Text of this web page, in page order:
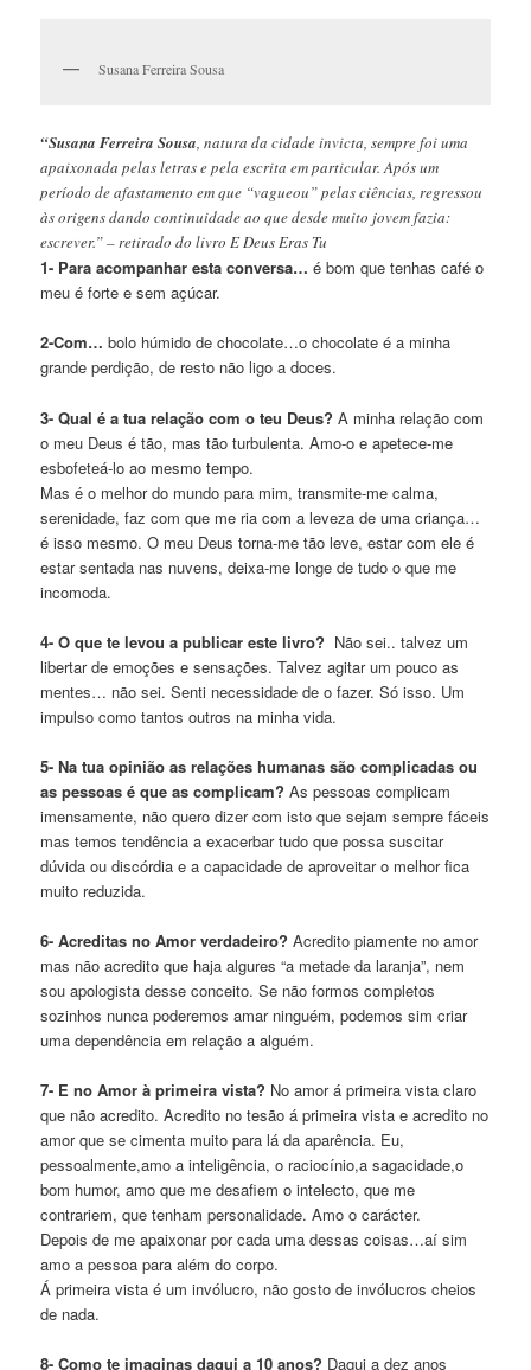
Susana Ferreira Sousa
“Susana Ferreira Sousa, natura da cidade invicta, sempre foi uma
apaixonada pelas letras e pela escrita em particular. Após um
período de afastamento em que “vagueou” pelas ciências, regressou
às origens dando continuidade ao que desde muito jovem fazia:
escrever.” – retirado do livro E Deus Eras Tu
1- Para acompanhar esta conversa… é bom que tenhas café o
meu é forte e sem açúcar.
2-Com… bolo húmido de chocolate…o chocolate é a minha
grande perdição, de resto não ligo a doces.
3- Qual é a tua relação com o teu Deus?A minha relação com
o meu Deus é tão, mas tão turbulenta. Amo-o e apetece-me
esbofeteá-lo ao mesmo tempo.
Mas é o melhor do mundo para mim, transmite-me calma,
serenidade, faz com que me ria com a leveza de uma criança…
é isso mesmo. O meu Deus torna-me tão leve, estar com ele é
estar sentada nas nuvens, deixa-me longe de tudo o que me
incomoda.
4- O que te levou a publicar este livro? Não sei.. talvez um
libertar de emoções e sensações. Talvez agitar um pouco as
mentes… não sei. Senti necessidade de o fazer. Só isso. Um
impulso como tantos outros na minha vida.
5- Na tua opinião as relações humanas são complicadas ou
as pessoas é que as complicam?As pessoas complicam
imensamente, não quero dizer com isto que sejam sempre fáceis
mas temos tendência a exacerbar tudo que possa suscitar
dúvida ou discórdia e a capacidade de aproveitar o melhor fica
muito reduzida.
6- Acreditas no Amor verdadeiro? Acredito piamente no amor
mas não acredito que haja algures “a metade da laranja”, nem
sou apologista desse conceito. Se não formos completos
sozinhos nunca poderemos amar ninguém, podemos sim criar
uma dependência em relação a alguém.
7- E no Amor à primeira vista? No amor á primeira vista claro
que não acredito. Acredito no tesão á primeira vista e acredito no
amor que se cimenta muito para lá da aparência. Eu,
pessoalmente,amo a inteligência, o raciocínio,a sagacidade,o
bom humor, amo que me desafiem o intelecto, que me
contrariem, que tenham personalidade. Amo o carácter.
Depois de me apaixonar por cada uma dessas coisas…aí sim
amo a pessoa para além do corpo.
Á primeira vista é um invólucro, não gosto de invólucros cheios
de nada.
8- Como te imaginas daqui a 10 anos? Daqui a dez anos